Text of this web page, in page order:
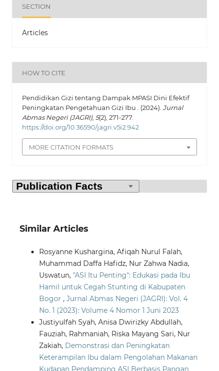
SECTION
Articles
HOW TO CITE
Pendidikan Gizi tentang Dampak MPASI Dini Efektif
Peningkatan Pengetahuan Gizi Ibu . (2024). Jurnal
Abmas Negeri (JAGRI), 5(2), 271-277.
https://doi.org/10.36590/jagri.v5i2.942
MORE CITATION FORMATS
Similar Articles
Rosyanne Kushargina, Afiqah Nurul Falah,
Muhammad Daffa Hafidz, Nur Zahwa Nadia,
Uswatun, "ASI Itu Penting": Edukasi pada Ibu
Hamil untuk Cegah Stunting di Kabupaten
Bogor , Jurnal Abmas Negeri (JAGRI): Vol. 4
No. 1 (2023): Volume 4 Nomor 1 Juni 2023
Justiyulfah Syah, Anisa Dwirizky Abdullah,
Fauziah, Rahmaniah, Riska Mayang Sari, Nur
Zakiah, Demonstrasi dan Peningkatan
Keterampilan Ibu dalam Pengolahan Makanan